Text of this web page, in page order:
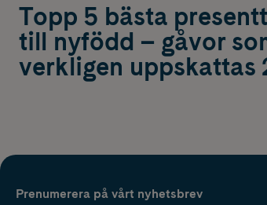
Topp 5 bästa
till nyfödd – gåvor
verkligen uppskattas
Prenumerera på vårt nyhetsbrev